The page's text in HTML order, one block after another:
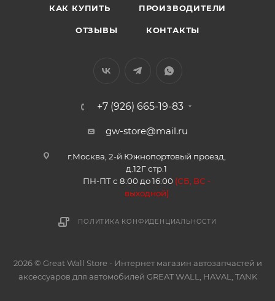
КАК КУПИТЬ ПРОИЗВОДИТЕЛИ
ОТЗЫВЫ КОНТАКТЫ
+7 (926) 665-19-83
gw-store@mail.ru
г.Москва, 2-й Южнопортовый проезд,
д.12Г стр.1
ПН-ПТ с 8:00 до 16:00 (СБ, ВС -
выходной)
ПОЛИТИКА КОНФИДЕНЦИАЛЬНОСТИ
2026 © Great Wall Store - Интернет магазин автозапчастей и
аксессуаров для автомобилей GREAT WALL, HAVAL, TANK